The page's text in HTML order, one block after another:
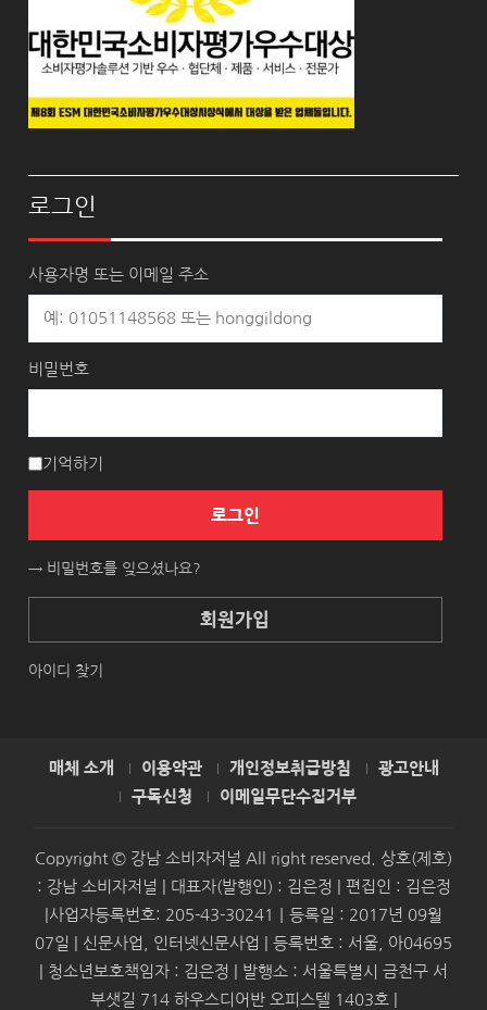
로그인
사용자명 또는 이메일 주소
비밀번호
기억하기
로그인
→ 비밀번호를 잊으셨나요?
회원가입
아이디 찾기
매체 소개 이용약관 개인정보취급방침
광고안내
구독신청
이메일무단수집거부
Copyright © 강남 소비자저널 All right reserved. 상호(제호)
: 강남 소비자저널 | 대표자(발행인) : 김은정 | 편집인 : 김은정
|사업자등록번호: 205-43-30241｜등록일 : 2017년 09월
07일 | 신문사업, 인터넷신문사업 | 등록번호 : 서울, 아04695
| 청소년보호책임자 : 김은정 | 발행소 : 서울특별시 금천구 서
부샛길 714 하우스디어반 오피스텔 1403호 |